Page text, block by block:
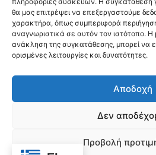
θα μας επιτρέψει να επεξεργαστούμε
χαρακτήρα, όπως συμπεριφορά
αναγνωριστικά σε αυτόν τον ιστότοπο.
ανάκληση της συγκατάθεσης, μπορεί να
ορισμένες λειτουργίες και δυνατότητες.
Αποδοχή
Δεν
Προβολή
E:foni@typoparos.gr(για